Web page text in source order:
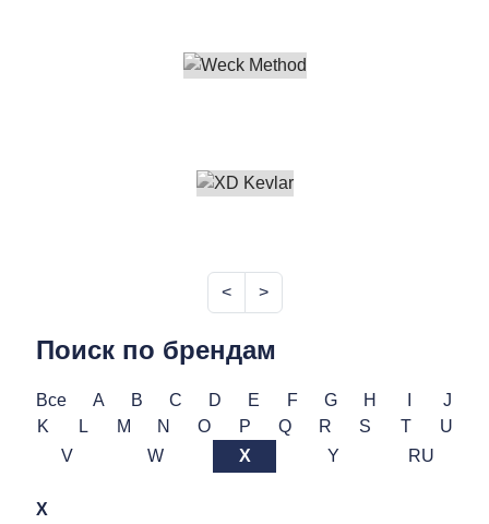
< >
Поиск по брендам
Все A B C D E F G H
J
K
L M N O P Q R S T
U
V
W X Y RU
X